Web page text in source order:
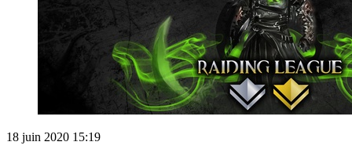
18 juin 2020 15:19